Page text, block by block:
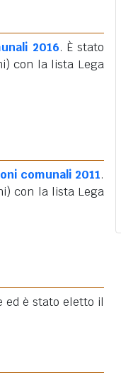
2016. È stato
con la lista Lega
comunali 2011.
con la lista Lega
ed è stato eletto il